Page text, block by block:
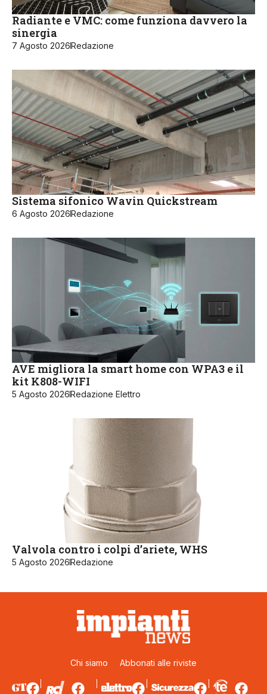
Radiante e VMC: come funziona davvero la
sinergia
7 Agosto 2026Redazione
Sistema sifonico Wavin Quickstream
6 Agosto 2026Redazione
AVE migliora la smart home con WPA3 e il
kit K808-WIFI
5 Agosto 2026Redazione Elettro
Valvola contro i colpi d’ariete, WHS
5 Agosto 2026Redazione
Chi siamo Abbonati alle riviste